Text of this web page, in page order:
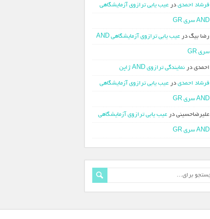
فرشاد احمدی در عیب یابی ترازوی آزمایشگاهی
AND سری GR
رضا بیگ در عیب یابی ترازوی آزمایشگاهی AND
سری GR
احمدی در نمایندگی ترازوی AND ژاپن
فرشاد احمدی در عیب یابی ترازوی آزمایشگاهی
AND سری GR
علیرضاحسینی در عیب یابی ترازوی آزمایشگاهی
AND سری GR